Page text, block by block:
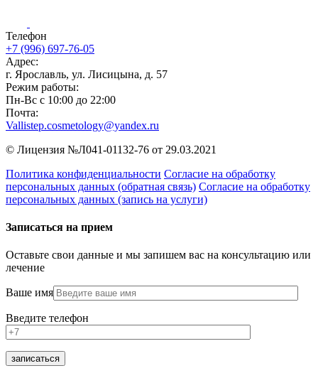
Телефон
+7 (996) 697-76-05
Адрес:
г. Ярославль, ул. Лисицына, д. 57
Режим работы:
Пн-Вс с 10:00 до 22:00
Почта:
Vallistep.cosmetology@yandex.ru
© Лицензия №Л041-01132-76 от 29.03.2021
Политика конфиденциальности Согласие на обработку
персональных данных (обратная связь) Согласие на обработку
персональных данных (запись на услуги)
Записаться на прием
Оставьте свои данные и мы запишем вас на консультацию или
лечение
Ваше имя
Введите телефон